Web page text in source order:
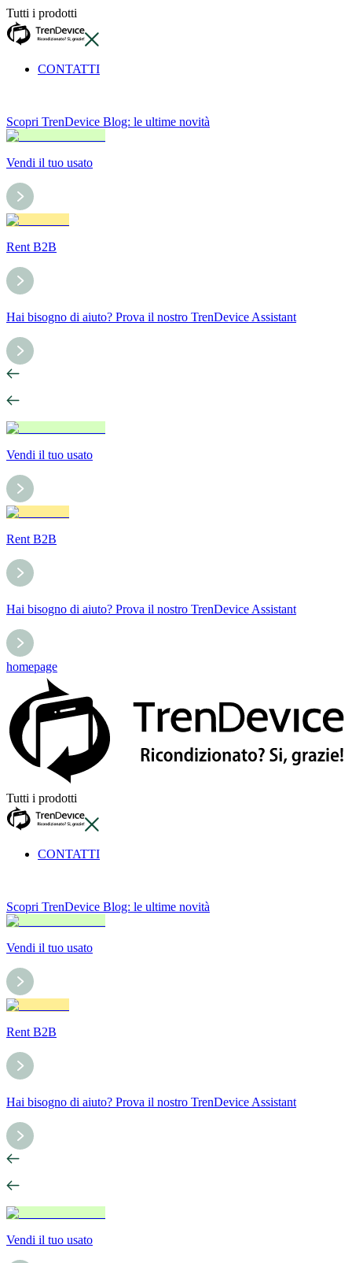
Tutti i prodotti
CONTATTI
Scopri TrenDevice Blog: le ultime novità
Vendi il tuo usato
Rent B2B
Hai bisogno di aiuto? Prova il nostro TrenDevice Assistant
Vendi il tuo usato
Rent B2B
Hai bisogno di aiuto? Prova il nostro TrenDevice Assistant
homepage
Tutti i prodotti
CONTATTI
Scopri TrenDevice Blog: le ultime novità
Vendi il tuo usato
Rent B2B
Hai bisogno di aiuto? Prova il nostro TrenDevice Assistant
Vendi il tuo usato